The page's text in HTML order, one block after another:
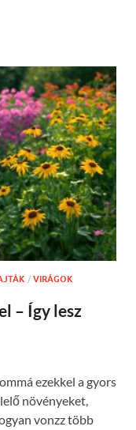
/ VIRÁGOK
– Így lesz
ezekkel a gyors
növényeket,
vonzz több